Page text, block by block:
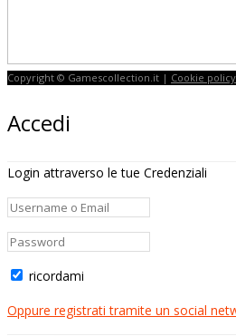
Copyright © Gamescollection.it | Cookie policy
Accedi
Login attraverso le tue Credenziali
ricordami
Oppure registrati tramite un social